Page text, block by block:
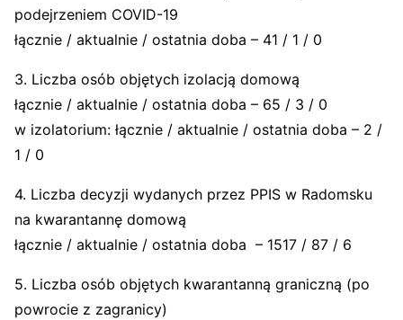
podejrzeniem COVID-19
łącznie / aktualnie / ostatnia doba – 41 / 1 / 0
3. Liczba osób objętych izolacją domową
łącznie / aktualnie / ostatnia doba – 65 / 3 / 0
w izolatorium: łącznie / aktualnie / ostatnia doba – 2 /
1 / 0
4. Liczba decyzji wydanych przez PPIS w Radomsku
na kwarantannę domową
łącznie / aktualnie / ostatnia doba – 1517 / 87 / 6
5. Liczba osób objętych kwarantanną graniczną (po
powrocie z zagranicy)